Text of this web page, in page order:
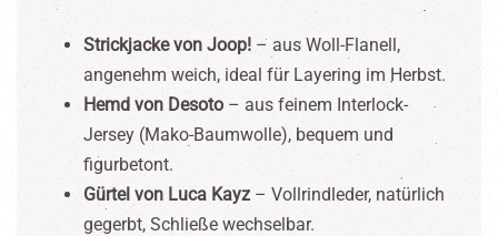
Strickjacke von Joop! – aus Woll-Flanell,
angenehm weich, ideal für Layering im Herbst.
Hemd von Desoto – aus feinem Interlock-
Jersey (Mako-Baumwolle), bequem und
figurbetont.
Gürtel von Luca Kayz – Vollrindleder, natürlich
gegerbt, Schließe wechselbar.